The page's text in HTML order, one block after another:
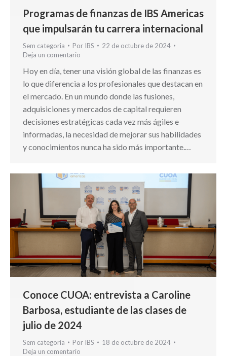
Programas de finanzas de IBS Americas
que impulsarán tu carrera internacional
Sem categoria Por IBS
22 de octubre de 2024
Deja un comentario
Hoy en día, tener una visión global de las finanzas es
lo que diferencia a los profesionales que destacan en
el mercado. En un mundo donde las fusiones,
adquisiciones y mercados de capital requieren
decisiones estratégicas cada vez más ágiles e
informadas, la necesidad de mejorar sus habilidades
y conocimientos nunca ha sido más importante.…
Conoce CUOA: entrevista a Caroline
Barbosa, estudiante de las clases de
julio de 2024
Sem categoria Por IBS
18 de octubre de 2024
Deja un comentario